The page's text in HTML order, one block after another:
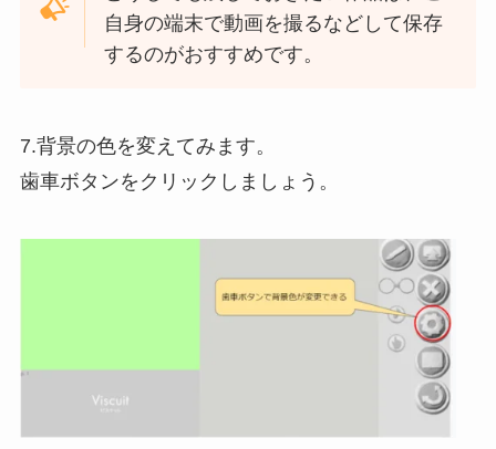
自身の端末で動画を撮るなどして保存
するのがおすすめです。
7.背景の色を変えてみます。
歯車ボタンをクリックしましょう。